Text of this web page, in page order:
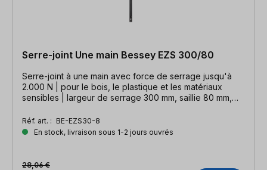
Serre-joint Une main Bessey EZS 300/80
Serre-joint à une main avec force de serrage jusqu'à
2.000 N | pour le bois, le plastique et les matériaux
sensibles | largeur de serrage 300 mm, saillie 80 mm,
Réf. art. : BE-EZS30-8
En stock, livraison sous 1-2 jours ouvrés
28,06 €